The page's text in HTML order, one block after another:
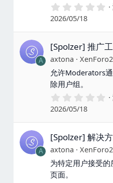
0
0
2026/05/18
A
[Spolzer] 推广
axtona
允许Moderators
除用户组。
0
0
2026/05/18
A
[Spolzer] 解决
axtona
为特定用户接受
页面。